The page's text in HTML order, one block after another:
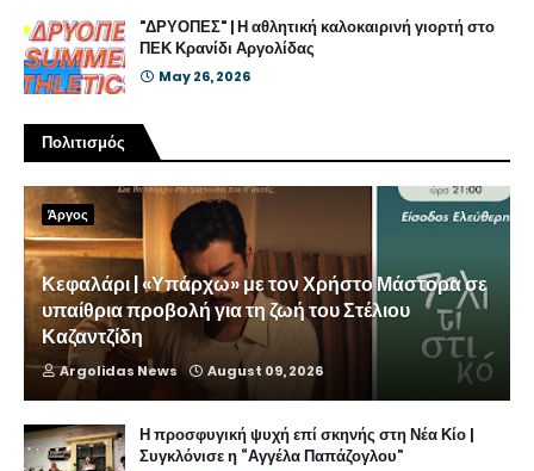
"ΔΡΥΟΠΕΣ" | Η αθλητική καλοκαιρινή γιορτή στο
ΠΕΚ Κρανίδι Αργολίδας
May 26, 2026
Πολιτισμός
Άργος
Κεφαλάρι | «Υπάρχω» με τον Χρήστο Μάστορα σε
υπαίθρια προβολή για τη ζωή του Στέλιου
Καζαντζίδη
Argolidas News August 09, 2026
Η προσφυγική ψυχή επί σκηνής στη Νέα Κίο |
Συγκλόνισε η “Αγγέλα Παπάζογλου”